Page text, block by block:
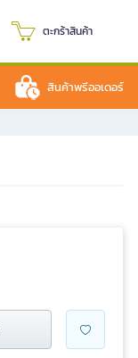
ตะกร้าสินค้า
สินค้าพรีออเดอร์